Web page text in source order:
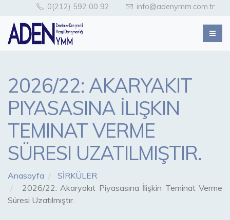
0(212) 592 00 92 info@adenymm.com.tr
2026/22: AKARYAKIT
PIYASASINA İLIŞKIN
TEMINAT VERME
SÜRESI UZATILMIŞTIR.
Anasayfa
SİRKÜLER
2026/22: Akaryakıt Piyasasına İlişkin Teminat Verme
Süresi Uzatılmıştır.